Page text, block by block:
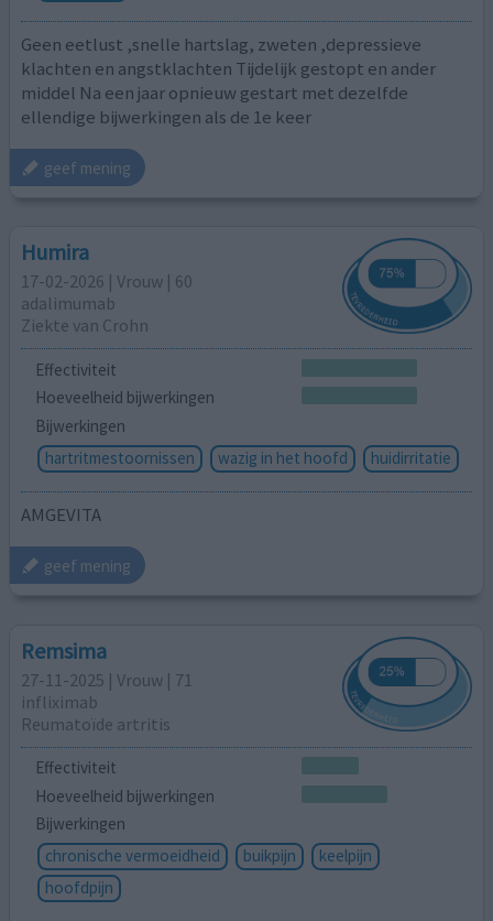
Geen eetlust ,snelle hartslag, zweten ,depressieve
klachten en angstklachten Tijdelijk gestopt en ander
middel Na een jaar opnieuw gestart met dezelfde
ellendige bijwerkingen als de 1e keer
geef mening
Humira
17-02-2026 | Vrouw | 60
adalimumab
Ziekte van Crohn
Effectiviteit
Hoeveelheid bijwerkingen
Bijwerkingen
hartritmestoornissen
wazig in het hoofd huidirritatie
AMGEVITA
geef mening
Remsima
27-11-2025 | Vrouw | 71
infliximab
Reumatoïde artritis
Effectiviteit
Hoeveelheid bijwerkingen
Bijwerkingen
chronische vermoeidheid
buikpijn
keelpijn
hoofdpijn